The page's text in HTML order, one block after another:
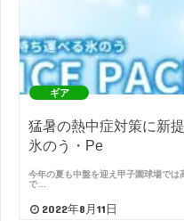
ギア
猛暑の熱中症対策に新
氷のう・Pe
今年の夏も中盤を迎え甲子園球場で
で…
2022年8月11日